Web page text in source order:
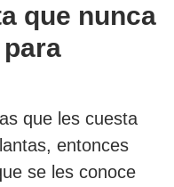
que nunca
que les cuesta
entonces
se les conoce